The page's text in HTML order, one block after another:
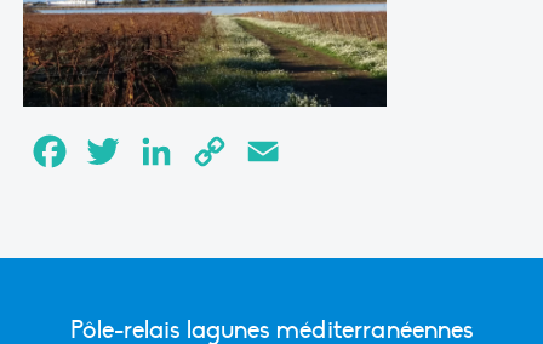
FacebookTwitter LinkedInCopy
Pôle-relais lagunes méditerranéennes